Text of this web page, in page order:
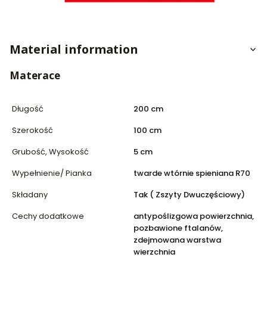
Material information
Materace
Długość
200 cm
Szerokość
100 cm
Grubość, Wysokość
5 cm
Wypełnienie/ Pianka
twarde wtórnie spieniana R70
Składany
Tak ( Zszyty Dwuczęściowy)
Cechy dodatkowe
antypoślizgowa powierzchnia,
pozbawione ftalanów,
zdejmowana warstwa
wierzchnia